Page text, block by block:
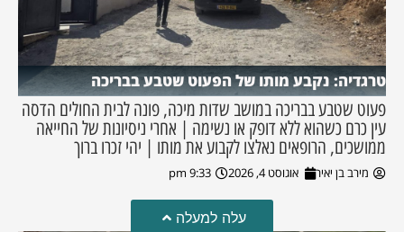
טרגדיה: נקבע מותו של הפעוט שטבע בבריכה
פעוט שטבע בבריכה במושב שדות מיכה, פונה לבית החולים הדסה
עין כרם כשהוא ללא דופק או נשימה | אחרי ניסיונות של החייאה
ממושכים, הרופאים נאלצו לקבוע את מותו | יהי זכרו ברוך
מירב בן יאיר אוגוסט 4, 2026 9:33 pm
עלה למעלה